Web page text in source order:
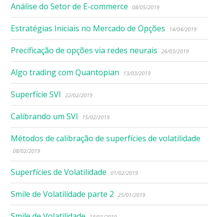
Análise do Setor de E-commerce 08/05/2019
Estratégias Iniciais no Mercado de Opções 14/04/2019
Precificação de opções via redes neurais 26/03/2019
Algo trading com Quantopian 13/03/2019
Superfície SVI 22/02/2019
Calibrando um SVI 15/02/2019
Métodos de calibração de superfícies de volatilidade
08/02/2019
Superfícies de Volatilidade 01/02/2019
Smile de Volatilidade parte 2 25/01/2019